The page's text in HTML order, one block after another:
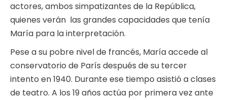
actores, ambos simpatizantes de la República,
quienes verán las grandes capacidades que tenía
María para la interpretación.
Pese a su pobre nivel de francés, María accede al
conservatorio de París después de su tercer
intento en 1940. Durante ese tiempo asistió a clases
de teatro. A los 19 años actúa por primera vez ante